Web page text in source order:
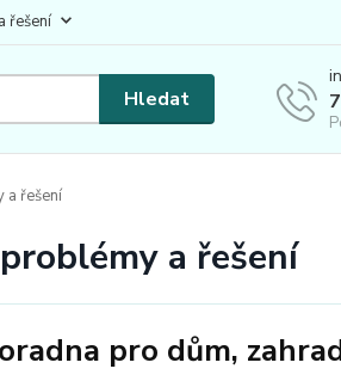
řešení
Hledat
a řešení
a řešení
pro dům,